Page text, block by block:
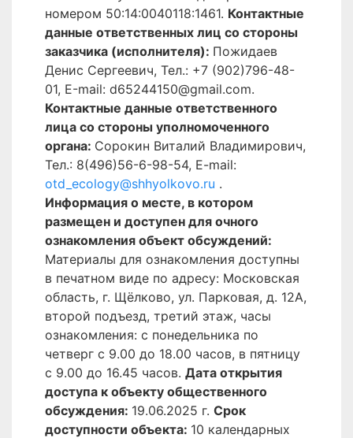
номером 50:14:0040118:1461. Контактные
данные ответственных лиц со стороны
заказчика (исполнителя): Пожидаев
Денис Сергеевич, Тел.: +7 (902)796-48-
01, Е-mail: d65244150@gmail.com.
Контактные данные ответственного
лица со стороны уполномоченного
органа: Сорокин Виталий Владимирович,
Тел.: 8(496)56-6-98-54, E-mail:
otd_ecology@shhyolkovo.ru .
Информация о месте, в котором
размещен и доступен для очного
ознакомления объект обсуждений:
Материалы для ознакомления доступны
в печатном виде по адресу: Московская
область, г. Щёлково, ул. Парковая, д. 12А,
второй подъезд, третий этаж, часы
ознакомления: с понедельника по
четверг с 9.00 до 18.00 часов, в пятницу
с 9.00 до 16.45 часов. Дата открытия
доступа к объекту общественного
обсуждения: 19.06.2025 г. Срок
доступности объекта: 10 календарных